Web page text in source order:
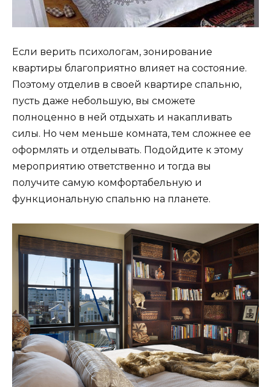
Если верить психологам, зонирование
квартиры благоприятно влияет на состояние.
Поэтому отделив в своей квартире спальню,
пусть даже небольшую, вы сможете
полноценно в ней отдыхать и накапливать
силы. Но чем меньше комната, тем сложнее ее
оформлять и отделывать. Подойдите к этому
мероприятию ответственно и тогда вы
получите самую комфортабельную и
функциональную спальню на планете.